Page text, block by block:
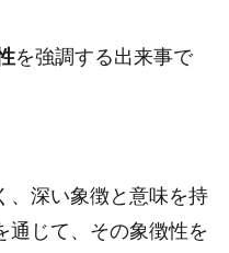
を強調する出来事で
、深い象徴と意味を持
通じて、その象徴性を